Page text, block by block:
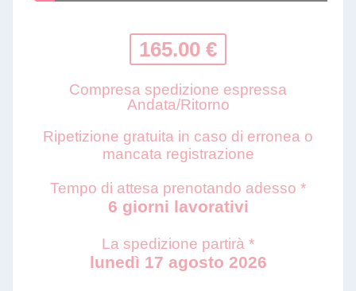
165.00 €
Compresa spedizione espressa
Andata/Ritorno
Ripetizione gratuita in caso di erronea o
mancata registrazione
Tempo di attesa prenotando adesso *
6 giorni lavorativi
La spedizione partirà *
lunedì 17 agosto 2026